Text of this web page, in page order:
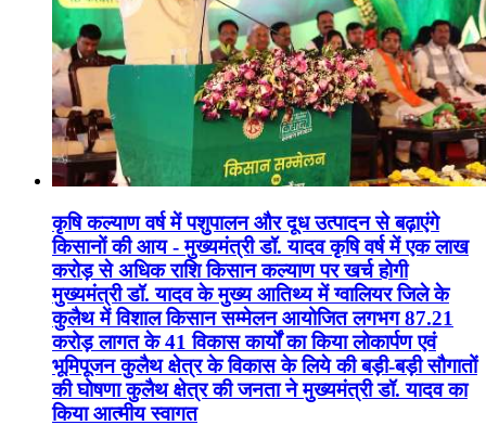
कृषि कल्याण वर्ष में पशुपालन और दूध उत्पादन से बढ़ाएंगे
किसानों की आय - मुख्यमंत्री डॉ. यादव कृषि वर्ष में एक लाख
करोड़ से अधिक राशि किसान कल्याण पर खर्च होगी
मुख्यमंत्री डॉ. यादव के मुख्य आतिथ्य में ग्वालियर जिले के
कुलैथ में विशाल किसान सम्मेलन आयोजित लगभग 87.21
करोड़ लागत के 41 विकास कार्यों का किया लोकार्पण एवं
भूमिपूजन कुलैथ क्षेत्र के विकास के लिये की बड़ी-बड़ी सौगातों
की घोषणा कुलैथ क्षेत्र की जनता ने मुख्यमंत्री डॉ. यादव का
किया आत्मीय स्वागत